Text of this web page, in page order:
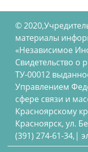
©
материалы
«Независимое
Свидетельство
ТУ-00012
Управлением
сфере связи и
Красноярскому
Красноярск, ул.
(391) 274-61-34,|